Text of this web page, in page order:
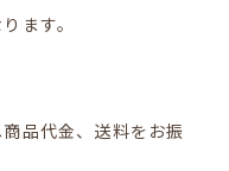
ます。
品代金、送料をお振